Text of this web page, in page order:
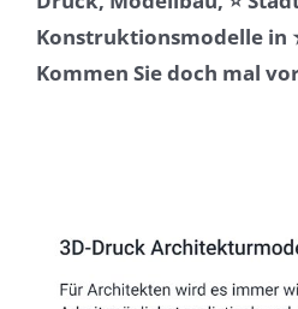
Konstruktionsmodelle
Kommen Sie doch mal